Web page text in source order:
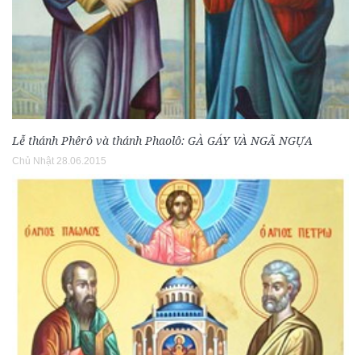
Lễ thánh Phêrô và thánh Phaolô: GÀ GÁY VÀ NGÃ NGỰA
Chủ Nhật 28.06.2015